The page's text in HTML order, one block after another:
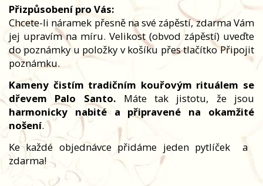
Přizpůsobení pro Vás:
Chcete-li náramek přesně na své zápěstí, zdarma Vám
jej upravím na míru. Velikost (obvod zápěstí) uveďte
do poznámky u položky v košíku přes tlačítko Připojit
poznámku.
Kameny čistím tradičním kouřovým rituálem se
dřevem Palo Santo. Máte tak jistotu, že jsou
harmonicky nabité a připravené na okamžité
nošení.
Ke každé objednávce přidáme jeden pytlíček
a
zdarma!